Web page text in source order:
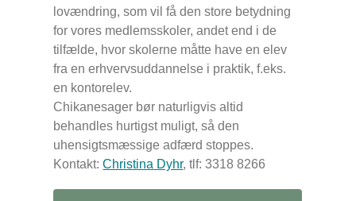
lovændring, som vil få den store betydning
for vores medlemsskoler, andet end i de
tilfælde, hvor skolerne måtte have en elev
fra en erhvervsuddannelse i praktik, f.eks.
en kontorelev.
Chikanesager bør naturligvis altid
behandles hurtigst muligt, så den
uhensigtsmæssige adfærd stoppes.
Kontakt:Christina Dyhr, tlf: 3318 8266